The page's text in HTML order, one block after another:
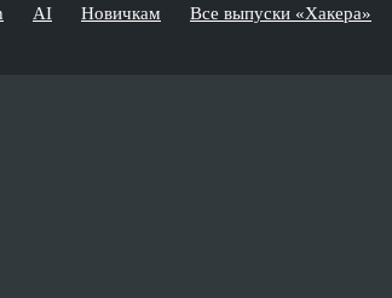
AI Новичкам Все выпуски «Хакера»